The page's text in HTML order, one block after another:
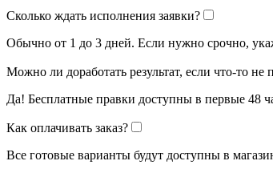
Сколько ждать исполнения заявки?
Обычно от 1 до 3 дней. Если нужно срочно,
Можно ли доработать результат, если что-то не
Да! Бесплатные правки доступны в первые 48
Как оплачивать заказ?
Все готовые варианты будут доступны в